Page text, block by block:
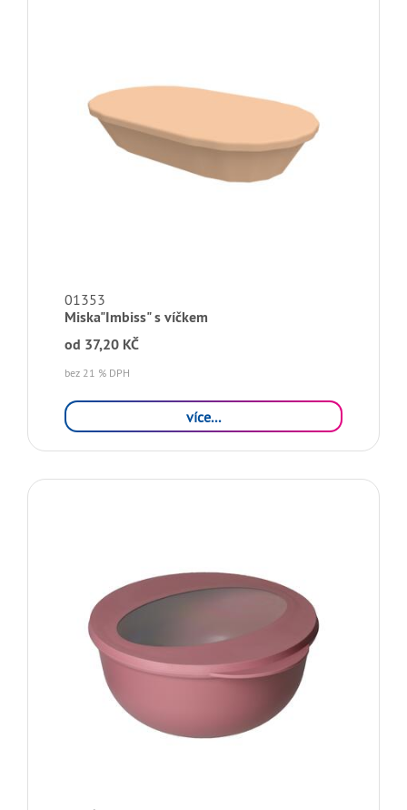
01353
Miska"Imbiss" s víčkem
od 37,20 KČ
bez 21 % DPH
více...